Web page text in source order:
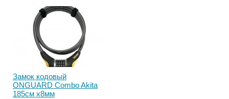
Замок кодовый
ONGUARD Combo Akita
185см х8мм